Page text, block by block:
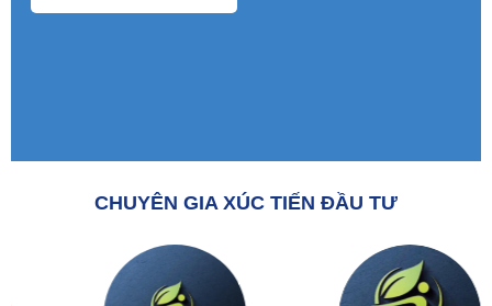
CHUYÊN GIA XÚC TIẾN ĐẦU TƯ